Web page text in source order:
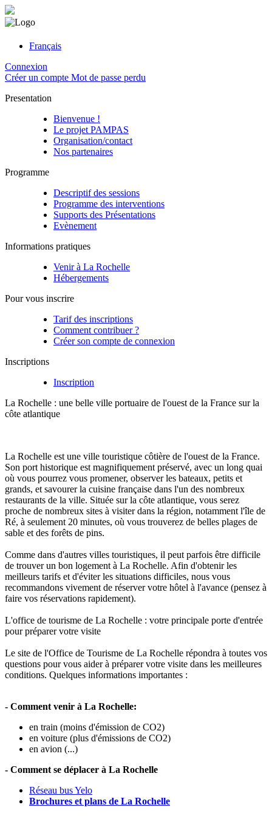
Français
Connexion
Créer un compte Mot de passe perdu
Presentation
Bienvenue !
Le projet PAMPAS
Organisation/contact
Nos partenaires
Programme
Descriptif des sessions
Programme des interventions
Supports des Présentations
Evènement
Informations pratiques
Venir à La Rochelle
Hébergements
Pour vous inscrire
Tarif des inscriptions
Comment contribuer ?
Créer son compte de connexion
Inscriptions
Inscription
La Rochelle : une belle ville portuaire de l'ouest de la France sur la
côte atlantique
La Rochelle est une ville touristique côtière de l'ouest de la France.
Son port historique est magnifiquement préservé, avec un long quai
où vous pourrez vous promener, observer les bateaux, petits et
grands, et savourer la cuisine française dans l'un des nombreux
restaurants de la ville. Située sur la côte atlantique, vous serez
proche de nombreux sites à visiter dans la région, notamment l'île de
Ré, à seulement 20 minutes, où vous trouverez de belles plages de
sable et des forêts de pins.
Comme dans d'autres villes touristiques, il peut parfois être difficile
de trouver un bon logement à La Rochelle. Afin d'obtenir les
meilleurs tarifs et d'éviter les situations difficiles, nous vous
recommandons vivement de réserver votre hôtel à l'avance (pensez à
faire vos réservations rapidement).
L'office de tourisme de La Rochelle : votre principale porte d'entrée
pour préparer votre visite
Le site de l'Office de Tourisme de La Rochelle répondra à toutes vos
questions pour vous aider à préparer votre visite dans les meilleures
conditions. Quelques informations importantes :
- Comment venir à La Rochelle:
en train (moins d'émission de CO2)
en voiture (plus d'émissions de CO2)
en avion (...)
- Comment se déplacer à La Rochelle
Réseau bus Yelo
Brochures et plans de La Rochelle